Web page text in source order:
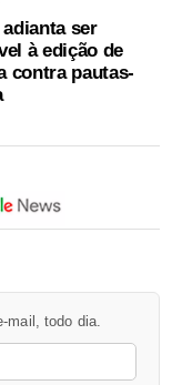
ser
à edição de
contra pautas-
mail, todo dia.